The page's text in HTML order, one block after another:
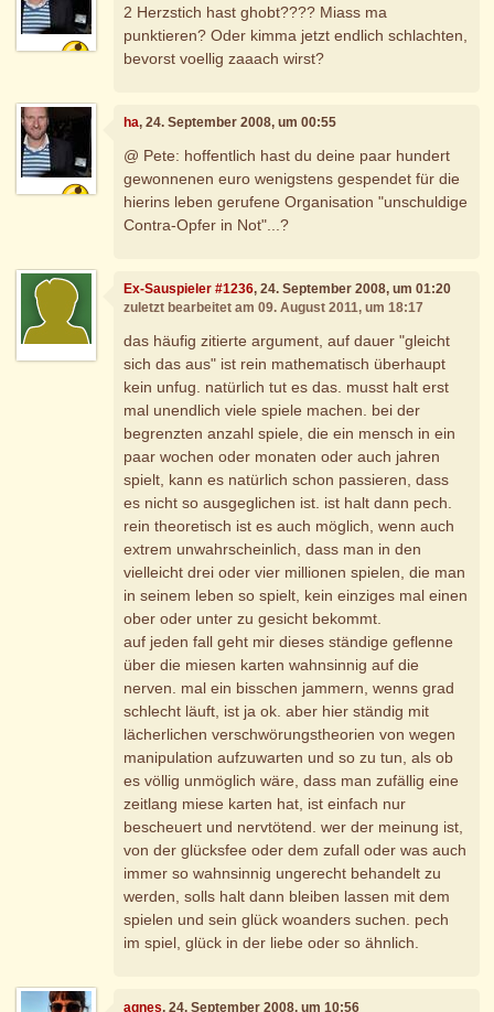
2 Herzstich hast ghobt???? Miass ma
punktieren? Oder kimma jetzt endlich schlachten,
bevorst voellig zaaach wirst?
ha, 24. September 2008, um 00:55
@ Pete: hoffentlich hast du deine paar hundert
gewonnenen euro wenigstens gespendet für die
hierins leben gerufene Organisation "unschuldige
Contra-Opfer in Not"...?
Ex-Sauspieler #1236, 24. September 2008, um 01:20
zuletzt bearbeitet am 09. August 2011, um 18:17
das häufig zitierte argument, auf dauer "gleicht
sich das aus" ist rein mathematisch überhaupt
kein unfug. natürlich tut es das. musst halt erst
mal unendlich viele spiele machen. bei der
begrenzten anzahl spiele, die ein mensch in ein
paar wochen oder monaten oder auch jahren
spielt, kann es natürlich schon passieren, dass
es nicht so ausgeglichen ist. ist halt dann pech.
rein theoretisch ist es auch möglich, wenn auch
extrem unwahrscheinlich, dass man in den
vielleicht drei oder vier millionen spielen, die man
in seinem leben so spielt, kein einziges mal einen
ober oder unter zu gesicht bekommt.
auf jeden fall geht mir dieses ständige geflenne
über die miesen karten wahnsinnig auf die
nerven. mal ein bisschen jammern, wenns grad
schlecht läuft, ist ja ok. aber hier ständig mit
lächerlichen verschwörungstheorien von wegen
manipulation aufzuwarten und so zu tun, als ob
es völlig unmöglich wäre, dass man zufällig eine
zeitlang miese karten hat, ist einfach nur
bescheuert und nervtötend. wer der meinung ist,
von der glücksfee oder dem zufall oder was auch
immer so wahnsinnig ungerecht behandelt zu
werden, solls halt dann bleiben lassen mit dem
spielen und sein glück woanders suchen. pech
im spiel, glück in der liebe oder so ähnlich.
agnes, 24. September 2008, um 10:56